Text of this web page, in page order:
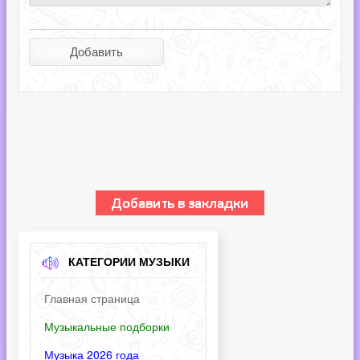
КАТЕГОРИИ МУЗЫКИ
Главная страница
Музыкальные подборки
Музыка 2026 года